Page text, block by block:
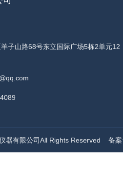
子山路68号东立国际广场5栋2单元12
器有限公司All Rights Reserved 备